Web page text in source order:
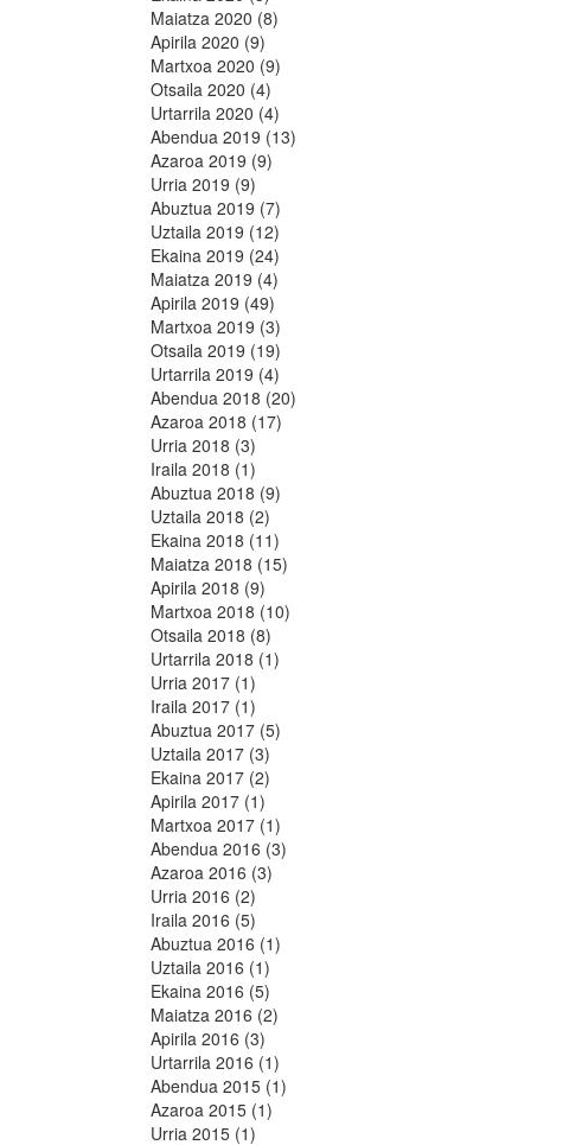
Maiatza 2020 (8)
Apirila 2020 (9)
Martxoa 2020 (9)
Otsaila 2020 (4)
Urtarrila 2020 (4)
Abendua 2019 (13)
Azaroa 2019 (9)
Urria 2019 (9)
Abuztua 2019 (7)
Uztaila 2019 (12)
Ekaina 2019 (24)
Maiatza 2019 (4)
Apirila 2019 (49)
Martxoa 2019 (3)
Otsaila 2019 (19)
Urtarrila 2019 (4)
Abendua 2018 (20)
Azaroa 2018 (17)
Urria 2018 (3)
Iraila 2018 (1)
Abuztua 2018 (9)
Uztaila 2018 (2)
Ekaina 2018 (11)
Maiatza 2018 (15)
Apirila 2018 (9)
Martxoa 2018 (10)
Otsaila 2018 (8)
Urtarrila 2018 (1)
Urria 2017 (1)
Iraila 2017 (1)
Abuztua 2017 (5)
Uztaila 2017 (3)
Ekaina 2017 (2)
Apirila 2017 (1)
Martxoa 2017 (1)
Abendua 2016 (3)
Azaroa 2016 (3)
Urria 2016 (2)
Iraila 2016 (5)
Abuztua 2016 (1)
Uztaila 2016 (1)
Ekaina 2016 (5)
Maiatza 2016 (2)
Apirila 2016 (3)
Urtarrila 2016 (1)
Abendua 2015 (1)
Azaroa 2015 (1)
Urria 2015 (1)